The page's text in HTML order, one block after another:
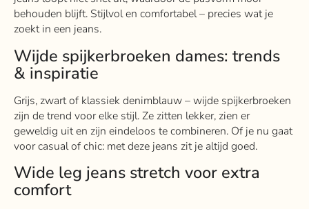
behouden blijft. Stijlvol en comfortabel – precies wat je
zoekt in een jeans.
Wijde spijkerbroeken dames: trends
& inspiratie
Grijs, zwart of klassiek denimblauw – wijde spijkerbroeken
zijn de trend voor elke stijl. Ze zitten lekker, zien er
geweldig uit en zijn eindeloos te combineren. Of je nu gaat
voor casual of chic: met deze jeans zit je altijd goed.
Wide leg jeans stretch voor extra
comfort